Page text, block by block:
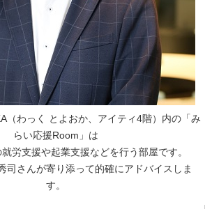
（わっく とよおか、アイティ4階）内の「み
らい応援Room」は
労支援や起業支援などを行う部屋です。
司さんが寄り添って的確にアドバイスしま
す。